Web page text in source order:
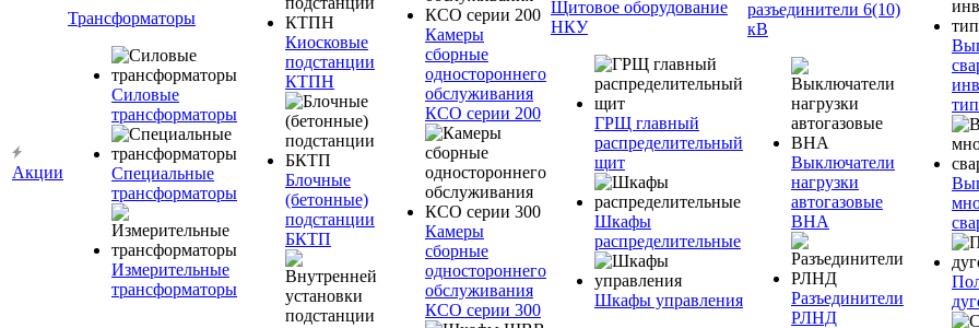
Акции
Трансформаторы
Силовые
трансформаторы
Специальные
трансформаторы
Измерительные
трансформаторы
Киосковые
подстанции
КТПН
Блочные
(бетонные)
подстанции
БКТП
Камеры
сборные
одностороннего
обслуживания
КСО серии 200
Камеры
сборные
одностороннего
обслуживания
КСО серии 300
Щитовое оборудование
НКУ
ГРЩ главный
распределительный
щит
Шкафы
распределительные
Шкафы управления
разъединители 6(10)
кВ
Выключатели
нагрузки
автогазовые
ВНА
Разъединители
РЛНД